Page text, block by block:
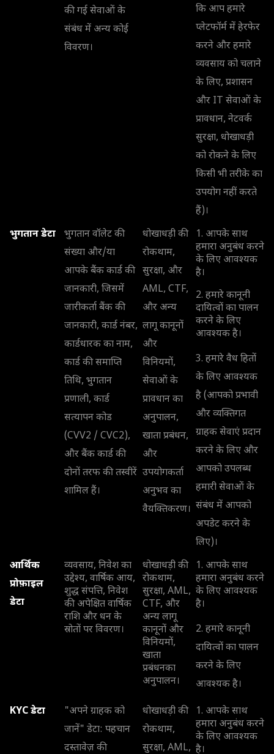
की गई सेवाओं के
संबंध में अन्य कोई
विवरण।
कि आप हमारे
प्लेटफॉर्म में हेरफेर
करने और हमारे
व्यवसाय को चलाने
के लिए, प्रशासन
और IT सेवाओं के
प्रावधान, नेटवर्क
सुरक्षा, धोखाधड़ी
को रोकने के लिए
किसी भी तरीके का
उपयोग नहीं करते
हैं)।
भुगतान डेटा
भुगतान वॉलेट की
संख्या और/या
आपके बैंक कार्ड की
जानकारी, जिसमें
जारीकर्ता बैंक की
जानकारी, कार्ड नंबर,
कार्डधारक का नाम,
कार्ड की समाप्ति
तिथि, भुगतान
प्रणाली, कार्ड
सत्यापन कोड
(CVV2 / CVC2),
और बैंक कार्ड की
दोनों तरफ की तस्वीरें
शामिल हैं।
धोखाधड़ी की
रोकथाम,
सुरक्षा, और
AML, CTF,
और अन्य
लागू कानूनों
और
विनियमों,
सेवाओं के
प्रावधान का
अनुपालन,
खाता प्रबंधन,
और
उपयोगकर्ता
अनुभव का
वैयक्तिकरण।
1. आपके साथ
हमारा अनुबंध करने
के लिए आवश्यक
है।
2. हमारे कानूनी
दायित्वों का पालन
करने के लिए
आवश्यक है।
3. हमारे वैध हितों
के लिए आवश्यक
है (आपको प्रभावी
और व्यक्तिगत
ग्राहक सेवाएं प्रदान
करने के लिए और
आपको उपलब्ध
हमारी सेवाओं के
संबंध में आपको
अपडेट करने के
लिए)।
आर्थिक
प्रोफ़ाइल
डेटा
व्यवसाय, निवेश का
उद्देश्य, वार्षिक आय,
शुद्ध संपत्ति, निवेश
की अपेक्षित वार्षिक
राशि और धन के
स्रोतों पर विवरण।
धोखाधड़ी की
रोकथाम,
सुरक्षा, AML,
CTF, और
अन्य लागू
कानूनों और
विनियमों,
खाता
प्रबंधनका
अनुपालन।
1. आपके साथ
हमारा अनुबंध करने
के लिए आवश्यक
है।
2. हमारे कानूनी
दायित्वों का पालन
करने के लिए
आवश्यक है।
KYC डेटा
"अपने ग्राहक को
जानें" डेटा: पहचान
दस्तावेज़ की
धोखाधड़ी की
रोकथाम,
सुरक्षा, AML,
1. आपके साथ
हमारा अनुबंध करने
के लिए आवश्यक
है।